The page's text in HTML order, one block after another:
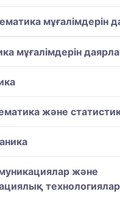
мұғалімдерін
мұғалімдерін
және
және
технологиялар